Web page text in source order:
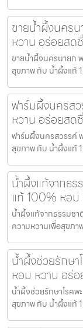
ขายน้ำผึ้งนคร
หวาน อร่อยสด
ขายน้ำผึ้งนครนายก
สุขภาพ กับ น้ำผึ้งแท้
ฟาร์มผึ้งนครส
หวาน อร่อยสด
ฟาร์มผึ้งนครสวรรค์
สุขภาพ กับ น้ำผึ้งแท้
น้ำผึ้งแท้จากธ
แท้ 100% หอ
น้ำผึ้งแท้จากธรรมช
ความหวานเพื่อสุขภ
น้ำผึ้งช่วยรักษา
หอม หวาน อร่
น้ำผึ้งช่วยรักษาโรคพ
สุขภาพ กับ น้ำผึ้งแท้